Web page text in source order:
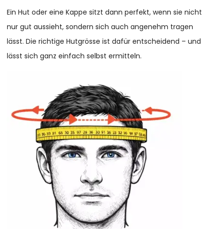
Ein Hut oder eine Kappe sitzt dann perfekt, wenn sie nicht
nur gut aussieht, sondern sich auch angenehm tragen
lässt. Die richtige Hutgrösse ist dafür entscheidend – und
lässt sich ganz einfach selbst ermitteln.